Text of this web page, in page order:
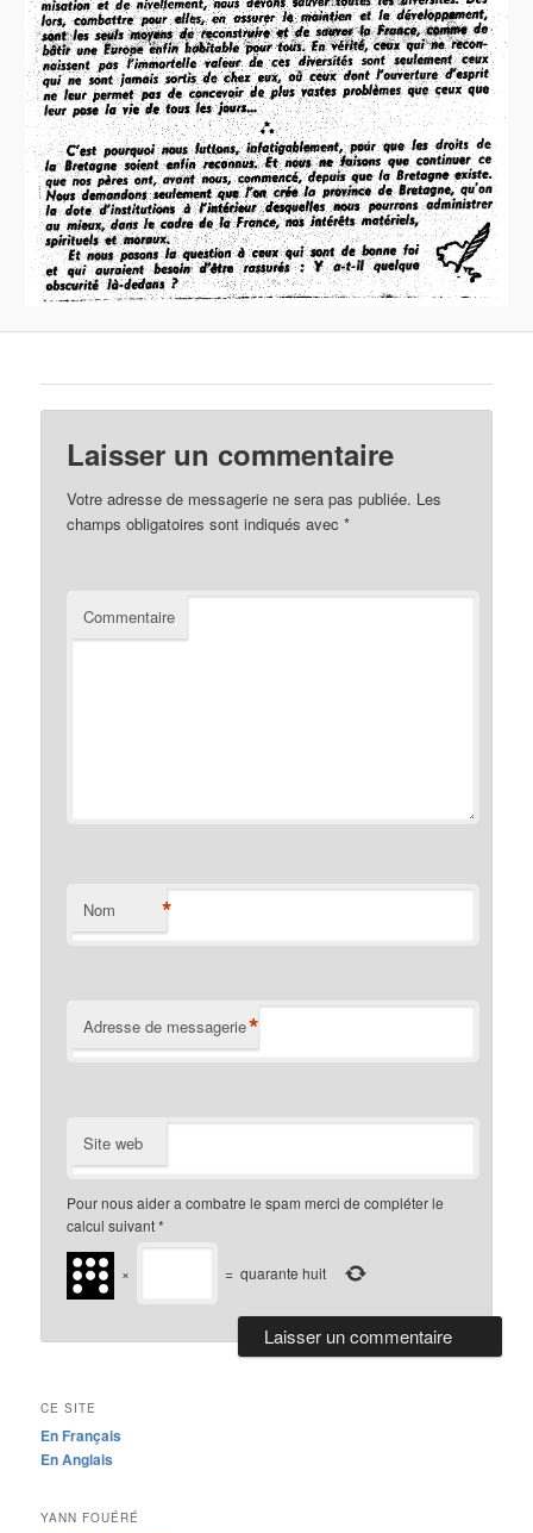
Laisser un commentaire
Votre adresse de messagerie ne sera pas publiée. Les
champs obligatoires sont indiqués avec*
Commentaire
Nom *
Adresse de messagerie*
Site web
Pour nous aider a combatre le spam merci de compléter le
calcul suivant*
× = quarante huit
CE SITE
En Français
En Anglais
YANN FOUÉRÉ